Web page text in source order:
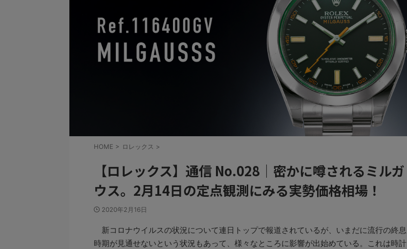
HOME > ロレックス >
【ロレックス】通信 No.028｜密かに噂されるミルガ
ウス。2月14日の定点観測にみる実勢価格相場！
2020年2月16日
新コロナウイルスの状況について連日トップで報道されているが、いまだに流行の終息
時期が見通せないという状況もあって、様々なところに影響が出始めている。これは時計